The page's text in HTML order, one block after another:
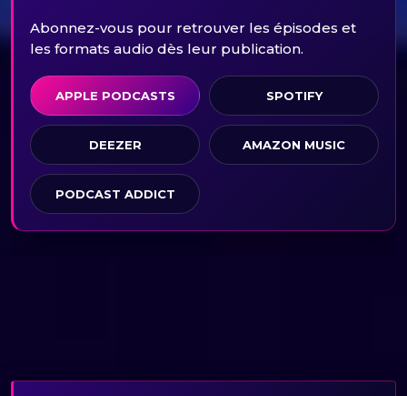
Abonnez-vous pour retrouver les épisodes et
les formats audio dès leur publication.
APPLE PODCASTS SPOTIFY
DEEZER AMAZON MUSIC
PODCAST ADDICT